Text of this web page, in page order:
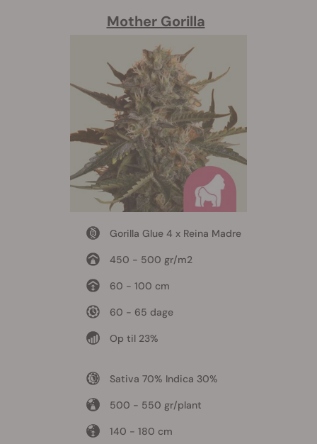
Mother Gorilla
Gorilla Glue 4 x Reina Madre
450 - 500 gr/m2
60 - 100 cm
60 - 65 dage
Op til 23%
Sativa 70% Indica 30%
500 - 550 gr/plant
140 - 180 cm